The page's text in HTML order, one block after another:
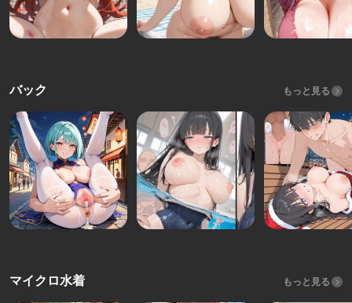
バック もっと見る
マイクロ水着 もっと見る